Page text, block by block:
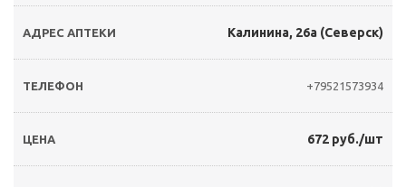
Калинина, 26а (Северск)
+79521573934
672 руб./шт